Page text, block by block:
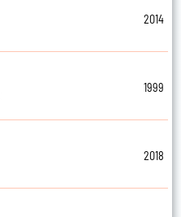
2014
1999
2018